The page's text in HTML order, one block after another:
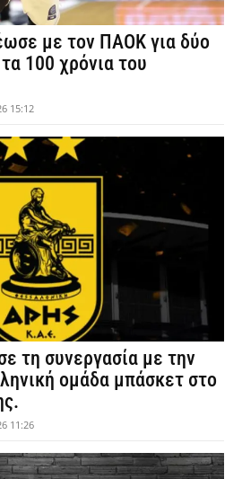
με τον ΠΑΟΚ για δύο
100 χρόνια του
15:12
τη συνεργασία με την
ομάδα μπάσκετ στο
11:26